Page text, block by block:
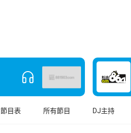
節目表 所有節目 DJ主持